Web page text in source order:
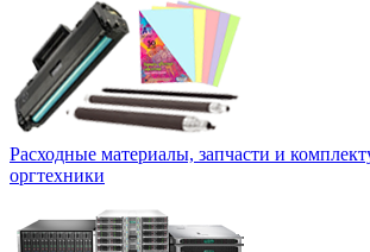
Расходные материалы, запчасти и
оргтехники